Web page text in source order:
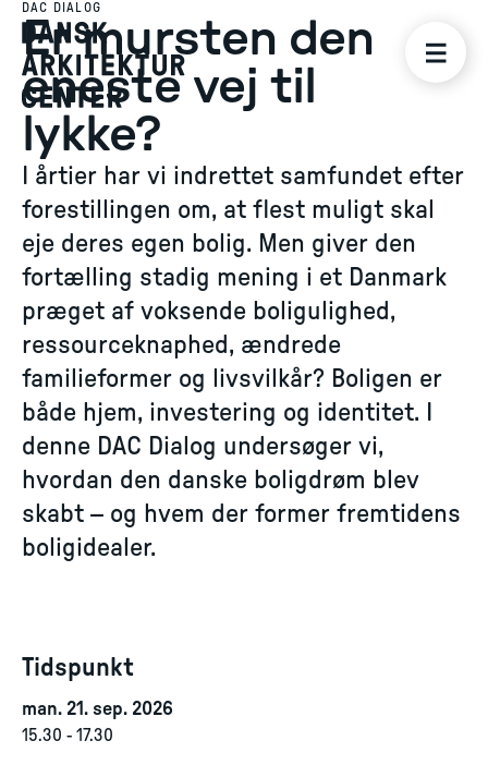
DAC DIALOG
Er mursten den
eneste vej til
lykke?
I årtier har vi indrettet samfundet efter
forestillingen om, at flest muligt skal
eje deres egen bolig. Men giver den
fortælling stadig mening i et Danmark
præget af voksende boligulighed,
ressourceknaphed, ændrede
familieformer og livsvilkår? Boligen er
både hjem, investering og identitet. I
denne DAC Dialog undersøger vi,
hvordan den danske boligdrøm blev
skabt – og hvem der former fremtidens
boligidealer.
Tidspunkt
man. 21. sep. 2026
15.30 - 17.30